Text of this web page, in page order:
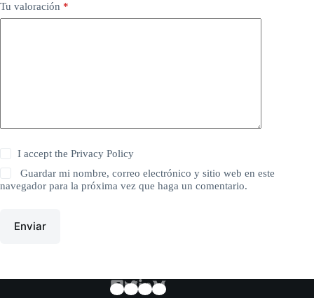
Tu valoración *
I accept thePrivacy Policy
Guardar mi nombre, correo electrónico y sitio web en este
navegador para la próxima vez que haga un comentario.
Enviar